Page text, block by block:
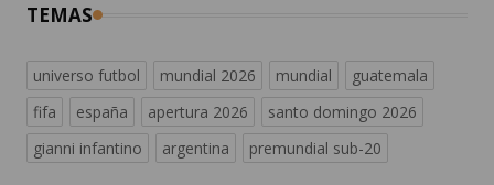
TEMAS
universo futbol mundial 2026 mundial
guatemala
fifa
españa apertura 2026
santo domingo 2026
gianni infantino
argentina premundial sub-20